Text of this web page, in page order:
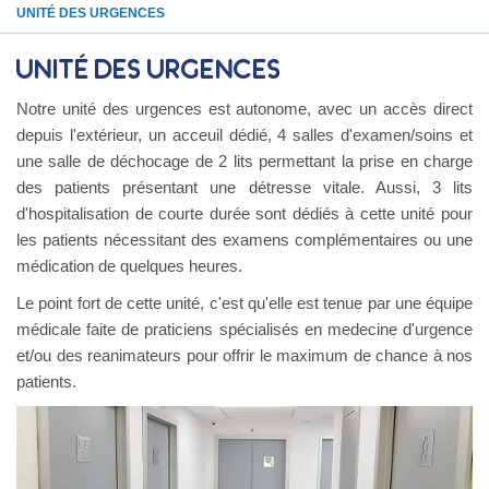
UNITÉ DES URGENCES
UNITÉ DES URGENCES
Notre unité des urgences est autonome, avec un accès direct
depuis l'extérieur, un acceuil dédié, 4 salles d'examen/soins et
une salle de déchocage de 2 lits permettant la prise en charge
des patients présentant une détresse vitale. Aussi, 3 lits
d'hospitalisation de courte durée sont dédiés à cette unité pour
les patients nécessitant des examens complémentaires ou une
médication de quelques heures.
Le point fort de cette unité, c'est qu'elle est tenue par une équipe
médicale faite de praticiens spécialisés en medecine d'urgence
et/ou des reanimateurs pour offrir le maximum de chance à nos
patients.